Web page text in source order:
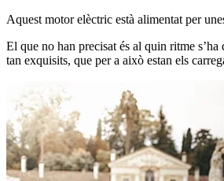
Aquest motor elèctric està alimentat per
El que no han precisat és al quin ritme
tan exquisits, que per a això estan els